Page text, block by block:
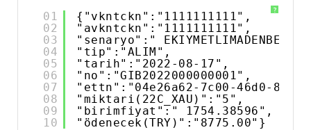
?
01
02
03
04
05
06
07
08
09
10
{"vkntckn":"1111111111",
"avkntckn":"1111111111",
"senaryo":"
"tip":"ALIM",
"tarih":"2022-08-17",
"no":"GIB2022000000001",
"ettn":"04e26a62-7c00-46d0-
"miktari(22C_XAU)":"5",
"birimfiyat":" 1754.38596",
"ödenecek(TRY)":"8775.00"}